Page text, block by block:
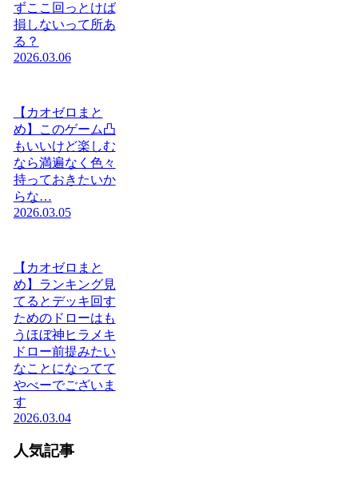
ずここ回っとけば
損しないって所あ
る？
2026.03.06
【カオゼロまと
め】このゲーム凸
もいいけど楽しむ
なら満遍なく色々
持っておきたいか
らな…
2026.03.05
【カオゼロまと
め】ランキング見
てるとデッキ回す
ためのドローはも
うほぼ神ヒラメキ
ドロー前提みたい
なことになってて
やべーでございま
す
2026.03.04
人気記事